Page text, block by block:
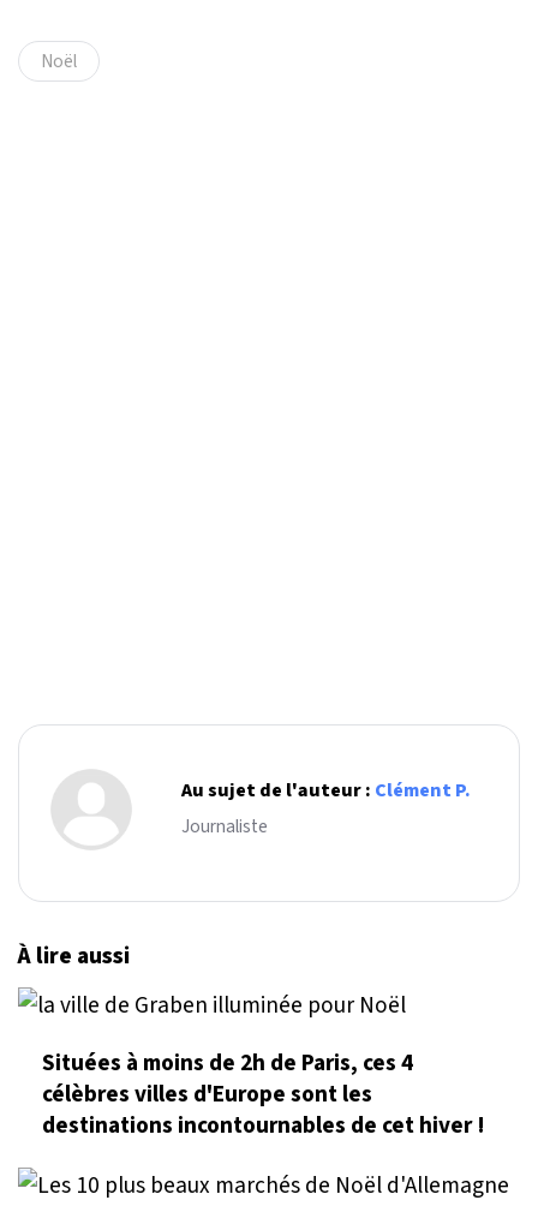
Noël
Au sujet de l'auteur : Clément P.
Journaliste
À lire aussi
Situées à moins de 2h de Paris, ces 4
célèbres villes d'Europe sont les
destinations incontournables de cet hiver !